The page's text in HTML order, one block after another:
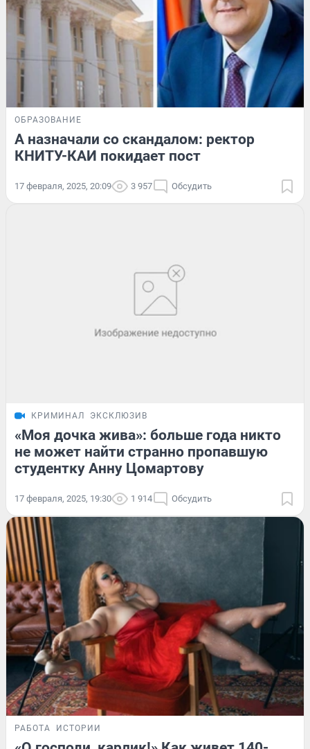
ОБРАЗОВАНИЕ
А назначали со скандалом: ректор
КНИТУ-КАИ покидает пост
17 февраля, 2025, 20:09 3 957 Обсудить
КРИМИНАЛ ЭКСКЛЮЗИВ
«Моя дочка жива»: больше года никто
не может найти странно пропавшую
студентку Анну Цомартову
17 февраля, 2025, 19:30 1 914 Обсудить
РАБОТА ИСТОРИИ